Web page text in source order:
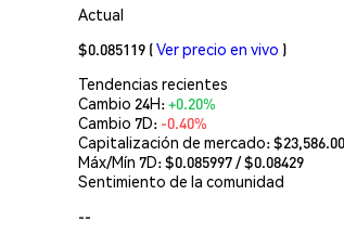
Actual
$0.085119 (Ver precio en vivo )
Tendencias recientes
Cambio 24H:+0.20%
Cambio 7D: -0.40%
Capitalización de mercado:$23,586.00
Máx/Mín 7D: $0.085997/ $0.08429
Sentimiento de la comunidad
--